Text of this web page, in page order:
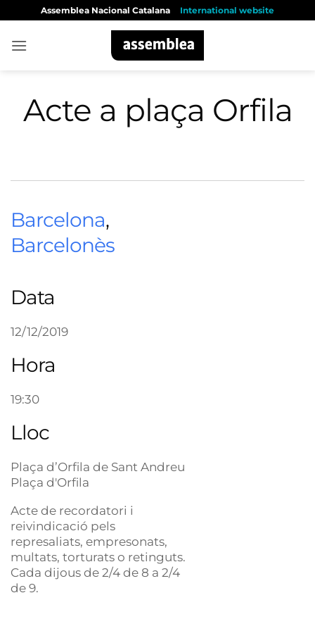
content
Assemblea Nacional Catalana International website
Acte a plaça Orfila
Barcelona,
Barcelonès
Data
12/12/2019
Hora
19:30
Lloc
Plaça d’Orfila de Sant Andreu
Plaça d'Orfila
Acte de recordatori i
reivindicació pels
represaliats, empresonats,
multats, torturats o retinguts.
Cada dijous de 2/4 de 8 a 2/4
de 9.